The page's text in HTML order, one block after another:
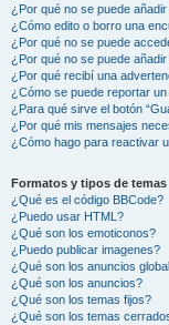
¿Por qué no se puede
¿Cómo edito o borro una
¿Por qué no se puede
¿Por qué no se puede
¿Por qué recibí una
¿Cómo se puede reportar
¿Para qué sirve el botón
¿Por qué mis mensajes
¿Cómo hago para reactivar
Formatos y tipos de temas
¿Qué es el código BBCode?
¿Puedo usar HTML?
¿Qué son los emoticonos?
¿Puedo publicar imagenes?
¿Qué son los anuncios
¿Qué son los anuncios?
¿Qué son los temas fijos?
¿Qué son los temas